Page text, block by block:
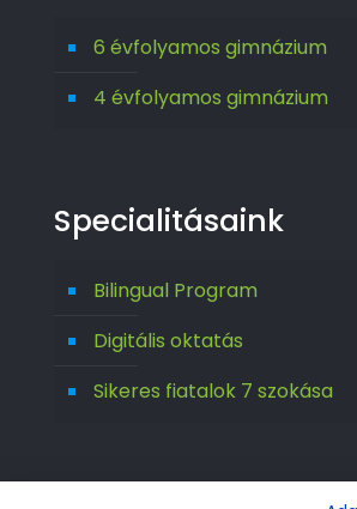
6 évfolyamos gimnázium
4 évfolyamos gimnázium
Specialitásaink
Bilingual Program
Digitális oktatás
Sikeres fiatalok 7 szokása